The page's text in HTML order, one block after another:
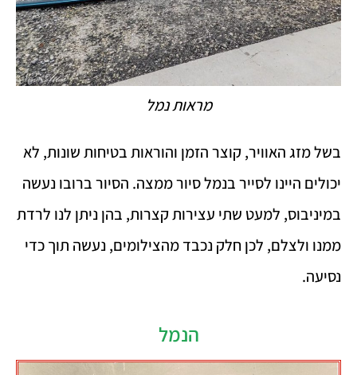
מראות נמל
בשל מזג האוויר, קוצר הזמן והוראות בטיחות שונות, לא
יכולים היינו לסייר בנמל סיור ממצה. הסיור ברובו נעשה
במיניבוס, למעט שתי עצירות קצרות, בהן ניתן לנו לרדת
ממנו ולצלם, לכן חלק נכבד מהצילומים, נעשה תוך כדי
נסיעה.
הנמל